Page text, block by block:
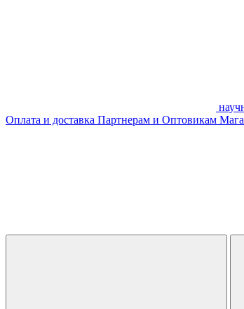
Оплата и доставка Партнерам и Оптовикам